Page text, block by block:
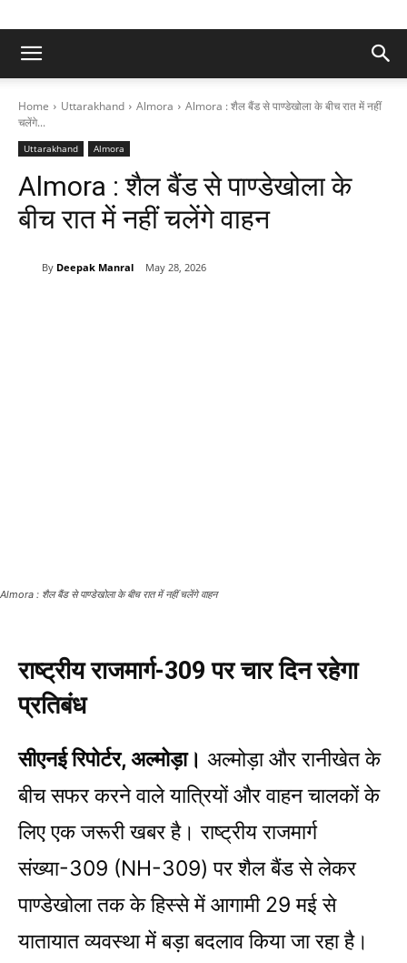
Home Uttarakhand Almora
Almora : शैल बैंड से पाण्डेखोला के बीच रात में नहीं
चलेंगे...
Uttarakhand Almora
Almora : शैल बैंड से पाण्डेखोला के
बीच रात में नहीं चलेंगे वाहन
By Deepak Manral May 28, 2026
Almora : शैल बैंड से पाण्डेखोला के बीच रात में नहीं चलेंगे वाहन
राष्ट्रीय राजमार्ग-309 पर चार दिन रहेगा
प्रतिबंध
सीएनई रिपोर्टर, अल्मोड़ा। अल्मोड़ा और रानीखेत के
बीच सफर करने वाले यात्रियों और वाहन चालकों के
लिए एक जरूरी खबर है। राष्ट्रीय राजमार्ग
संख्या-309 (NH-309) पर शैल बैंड से लेकर
पाण्डेखोला तक के हिस्से में आगामी 29 मई से
यातायात व्यवस्था में बड़ा बदलाव किया जा रहा है।